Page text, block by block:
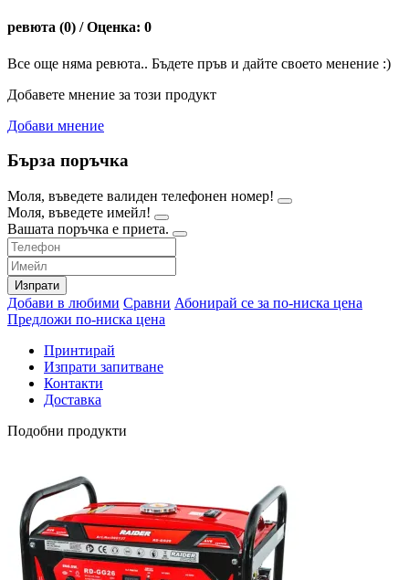
ревюта (0) / Оценка: 0
Все още няма ревюта.. Бъдете пръв и дайте своето менение :)
Добавете мнение за този продукт
Добави мнение
Бърза поръчка
Моля, въведете валиден телефонен номер!
Моля, въведете имейл!
Вашата поръчка е приета.
Изпрати
Добави в любими Сравни Абонирай се за по-ниска цена
Предложи по-ниска цена
Принтирай
Изпрати запитване
Контакти
Доставка
Подобни продукти